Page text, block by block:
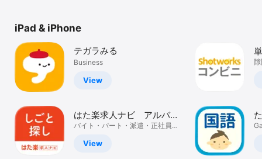
iPad
Mac
Vision
TV
iPad & iPhone
テガラみる
Business
View
はた楽求人ナビ アルバイ
ト・お仕事探し
バイト・パート・派遣・正社員の
View